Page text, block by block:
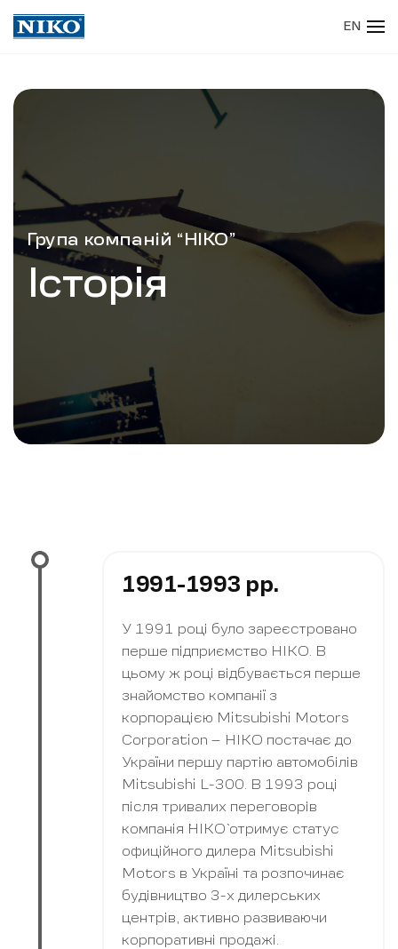
EN
Група компаній “НІКО”
Історія
1991-1993 рр.
У 1991 році було зареєстровано
перше підприємство НІКО. В
цьому ж році відбувається перше
знайомство компанії з
корпорацією Mitsubishi Motors
Corporation – НІКО постачає до
України першу партію автомобілів
Mitsubishi L-300. В 1993 році
після тривалих переговорів
компанія `НІКО` отримує статус
офиційного дилера Mitsubishi
Motors в Україні та розпочинає
будівництво 3-х дилерських
центрів, активно развиваючи
корпоративні продажі.